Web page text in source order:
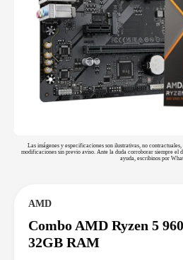
Las imágenes y especificaciones son ilustrativas, no
modificaciones sin previo aviso. Ante la duda corroborar siempre el
ayuda, escribinos por
AMD
Combo AMD Ryzen 5
32GB RAM